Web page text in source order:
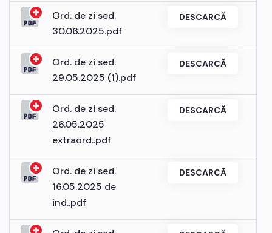
Ord. de zi sed.
30.06.2025.pdf
DESCARCĂ
Ord. de zi sed.
29.05.2025 (1).pdf
DESCARCĂ
Ord. de zi sed.
26.05.2025
extraord..pdf
DESCARCĂ
Ord. de zi sed.
16.05.2025 de
ind..pdf
DESCARCĂ